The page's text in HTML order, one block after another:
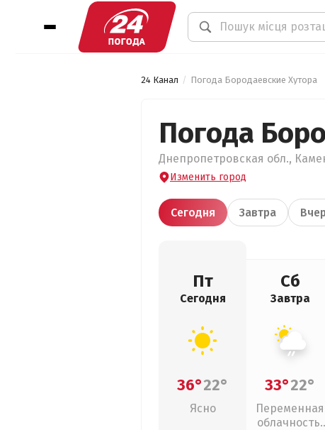
24 Канал Погода Бородаевские Хутора
Погода
Днепропетровская обл.,
Изменить город
Сегодня Завтра
Пт
Сегодня
36°22°
Ясно
Сб
Завтра
33°22°
Переменная
облачность,